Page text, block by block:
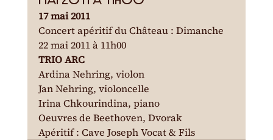
17 mai 2011
Concert apéritif du Château : Dimanche
22 mai 2011 à 11h00
TRIO ARC
Ardina Nehring, violon
Jan Nehring, violoncelle
Irina Chkourindina, piano
Oeuvres de Beethoven, Dvorak
Apéritif : Cave Joseph Vocat & Fils